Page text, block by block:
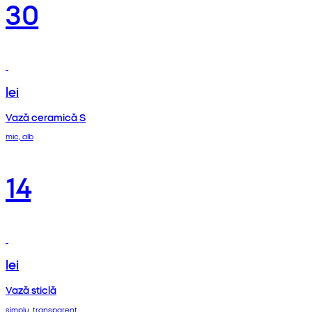
30
lei
Vază ceramică S
mic, alb
14
lei
Vază sticlă
simplu, transparent